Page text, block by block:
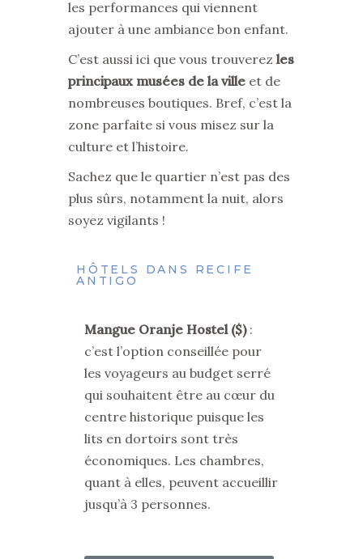
les performances qui viennent
ajouter à une ambiance bon enfant.
C’est aussi ici que vous trouverez les
principaux musées de la ville et de
nombreuses boutiques. Bref, c’est la
zone parfaite si vous misez sur la
culture et l’histoire.
Sachez que le quartier n’est pas des
plus sûrs, notamment la nuit, alors
soyez vigilants !
HÔTELS DANS RECIFE
ANTIGO
Mangue Oranje Hostel ($):
c’est l’option conseillée pour
les voyageurs au budget serré
qui souhaitent être au cœur du
centre historique puisque les
lits en dortoirs sont très
économiques. Les chambres,
quant à elles, peuvent accueillir
jusqu’à 3 personnes.